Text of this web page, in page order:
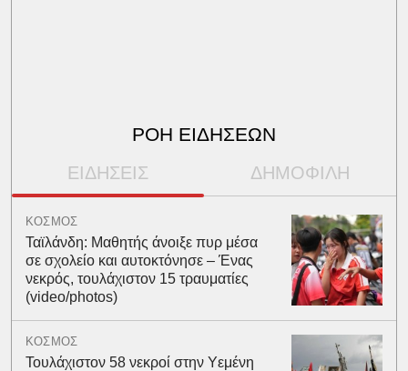
ΡΟΗ ΕΙΔΗΣΕΩΝ
ΕΙΔΗΣΕΙΣ ΔΗΜΟΦΙΛΗ
ΚΟΣΜΟΣ
Ταϊλάνδη: Μαθητής άνοιξε πυρ μέσα
σε σχολείο και αυτοκτόνησε – Ένας
νεκρός, τουλάχιστον 15 τραυματίες
(video/photos)
ΚΟΣΜΟΣ
Τουλάχιστον 58 νεκροί στην Υεμένη